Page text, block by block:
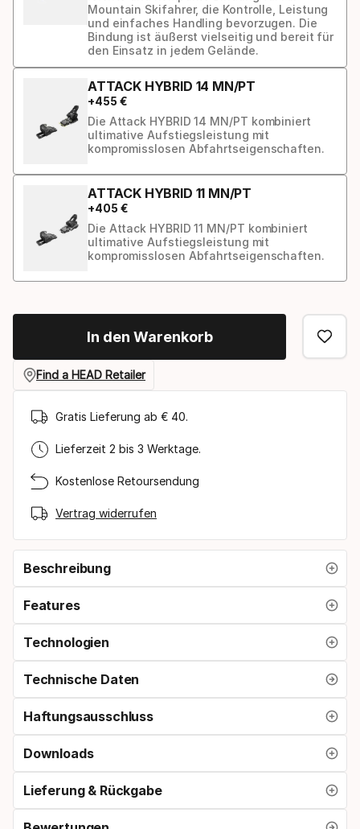
Mountain Skifahrer, die Kontrolle, Leistung
und einfaches Handling bevorzugen. Die
Bindung ist äußerst vielseitig und bereit für
den Einsatz in jedem Gelände.
ATTACK HYBRID 14 MN/PT
+455 €
Die Attack HYBRID 14 MN/PT kombiniert
ultimative Aufstiegsleistung mit
kompromisslosen Abfahrtseigenschaften.
ATTACK HYBRID 11 MN/PT
+405 €
Die Attack HYBRID 11 MN/PT kombiniert
ultimative Aufstiegsleistung mit
kompromisslosen Abfahrtseigenschaften.
Option
In den Warenkorb
Find a HEAD Retailer
Gratis Lieferung ab € 40.
Lieferzeit 2 bis 3 Werktage.
Kostenlose Retoursendung
Vertrag widerrufen
Beschreibung
Features
Technologien
Technische Daten
Haftungsausschluss
Downloads
Lieferung & Rückgabe